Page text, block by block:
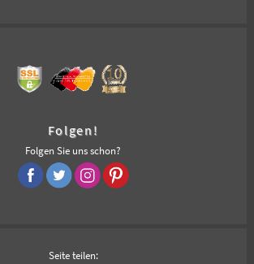
Folgen!
Folgen Sie uns schon?
Seite teilen: